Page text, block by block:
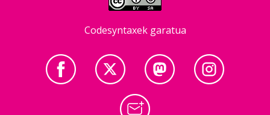
Codesyntaxek garatua